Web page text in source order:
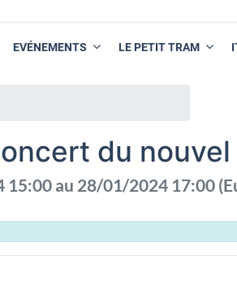
EVÉNEMENTS LE PETIT TRAM
du nouvel
15:00au 28/01/2024 17:00 (